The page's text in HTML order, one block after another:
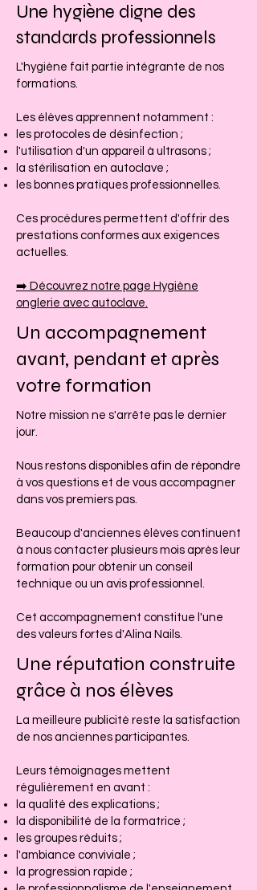
Une hygiène digne des
standards professionnels
L'hygiène fait partie intégrante de nos
formations.
Les élèves apprennent notamment :
les protocoles de désinfection ;
l'utilisation d'un appareil à ultrasons ;
la stérilisation en autoclave ;
les bonnes pratiques professionnelles.
Ces procédures permettent d'offrir des
prestations conformes aux exigences
actuelles.
➡️ Découvrez notre page Hygiène
onglerie avec autoclave.
Un accompagnement
avant, pendant et après
votre formation
Notre mission ne s'arrête pas le dernier
jour.
Nous restons disponibles afin de répondre
à vos questions et de vous accompagner
dans vos premiers pas.
Beaucoup d'anciennes élèves continuent
à nous contacter plusieurs mois après leur
formation pour obtenir un conseil
technique ou un avis professionnel.
Cet accompagnement constitue l'une
des valeurs fortes d'Alina Nails.
Une réputation construite
grâce à nos élèves
La meilleure publicité reste la satisfaction
de nos anciennes participantes.
Leurs témoignages mettent
régulièrement en avant :
la qualité des explications ;
la disponibilité de la formatrice ;
les groupes réduits ;
l'ambiance conviviale ;
la progression rapide ;